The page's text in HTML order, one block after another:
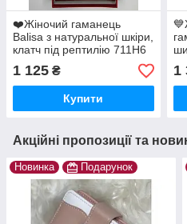
❤️Жіночий гаманець
Balisa з натуральної шкіри,
клатч під рептилію 711H6
1 125 ₴
Купити
1
Акційні пропозиції та
Новинка Подарунок